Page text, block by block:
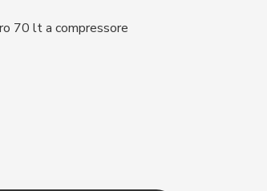
70 lt a compressore